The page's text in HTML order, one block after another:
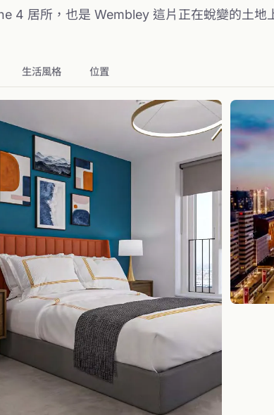
4 居所，也是 Wembley 這片正在蛻變的土地
生活風格 位置